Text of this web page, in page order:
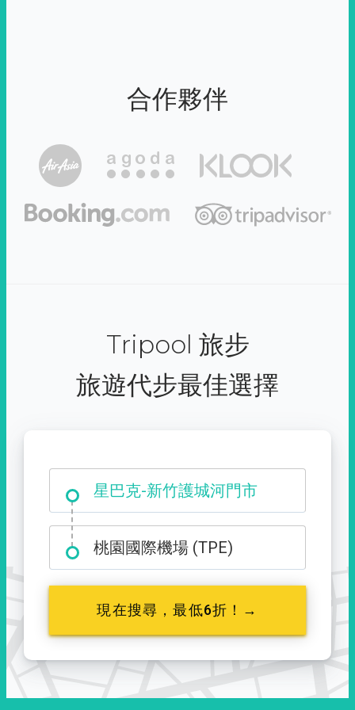
合作夥伴
Tripool 旅步
旅遊代步最佳選擇
大霸尖山登山口
桃園國際機場 (TPE)
現在搜尋，最低6折！→